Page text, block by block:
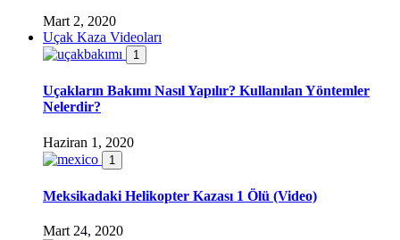
Mart 2, 2020
Uçak Kaza Videoları
1
Uçakların Bakımı Nasıl Yapılır? Kullanılan Yöntemler
Nelerdir?
Haziran 1, 2020
1
Meksikadaki Helikopter Kazası 1 Ölü (Video)
Mart 24, 2020